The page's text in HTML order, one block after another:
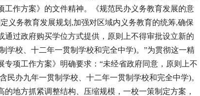
工作方案》的文件精神。《规范民办义务教育发展的意
义务教育发展规划,加强对区域内义务教育的统筹,确保
通过政府购买学位方式提供，原则上不得审批设立新的
学校、十二年一贯制学校和完全中学)。”为贯彻这一精
专项工作方案》明确要求：“未经省政府同意，原则上不
民办九年一贯制学校、十二年一贯制学校和完全中学)。
地方抓紧调整结构、压缩规模，一校一策制定方案，